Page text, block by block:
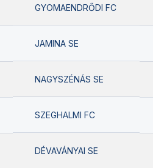
GYOMAENDRŐDI FC
JAMINA SE
NAGYSZÉNÁS SE
SZEGHALMI FC
DÉVAVÁNYAI SE